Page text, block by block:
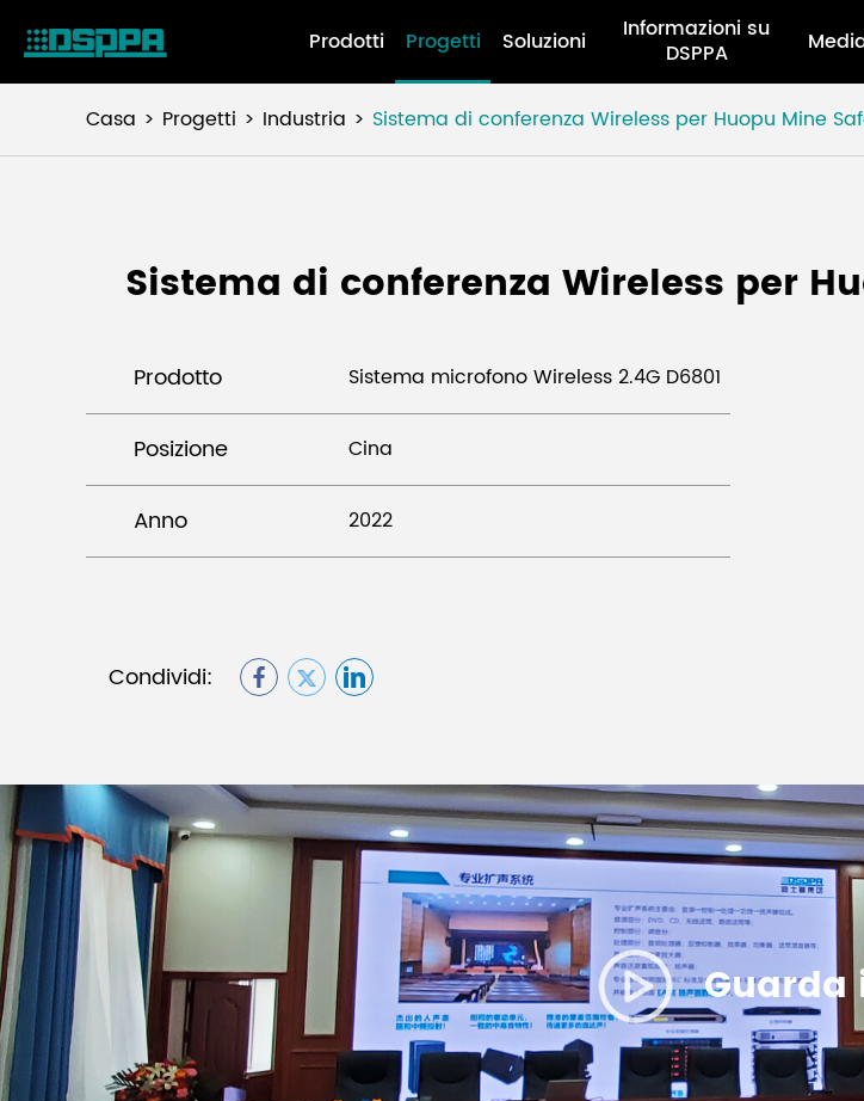
Prodotti Progetti Soluzioni
Informazioni su
DSPPA
Casa Progetti Industria Sistema di conferenza Wireless per Huopu Mine
Sistema di conferenza Wireless per
Prodotto Sistema microfono Wireless 2.4G D6801
Posizione Cina
Anno 2022
Condividi:
Guarda